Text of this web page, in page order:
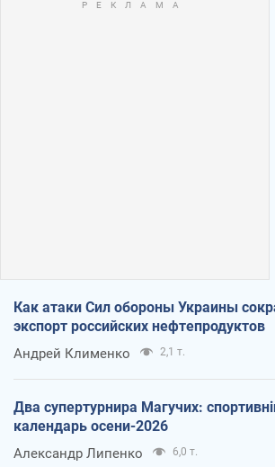
Как атаки Сил обороны Украины
экспорт российских нефтепродуктов
Андрей Клименко 2,1 т.
Два супертурнира Магучих:
календарь осени-2026
Александр Липенко 6,0 т.